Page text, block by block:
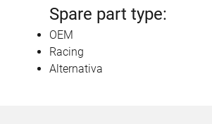
Spare part type:
OEM
Racing
Alternativa